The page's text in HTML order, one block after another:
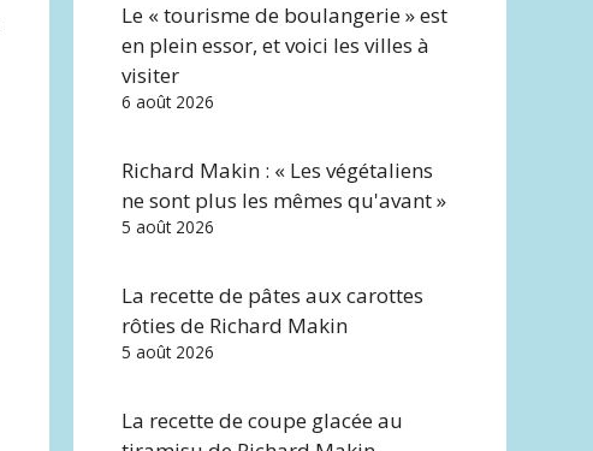
Le « tourisme de boulangerie » est
en plein essor, et voici les villes à
visiter
6 août 2026
Richard Makin : « Les végétaliens
ne sont plus les mêmes qu'avant »
5 août 2026
La recette de pâtes aux carottes
rôties de Richard Makin
5 août 2026
La recette de coupe glacée au